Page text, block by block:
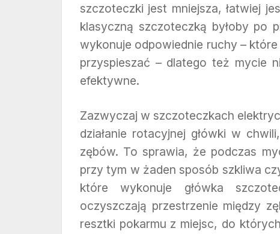
szczoteczki jest mniejsza, łatwiej
klasyczną szczoteczką byłoby po
wykonuje odpowiednie ruchy –
przyspieszać – dlatego też mycie
efektywne.
Zazwyczaj w szczoteczkach
działanie rotacyjnej główki w
zębów. To sprawia, że podczas
przy tym w żaden sposób szkliwa
które wykonuje główka
oczyszczają przestrzenie między
resztki pokarmu z miejsc, do